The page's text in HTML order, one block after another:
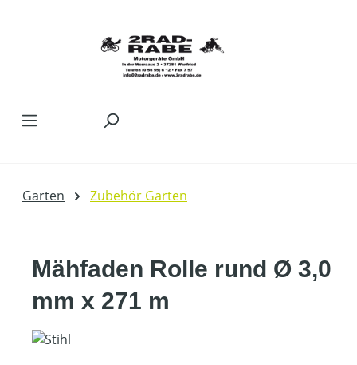
Garten Zubehör Garten
Mähfaden Rolle rund Ø 3,0
mm x 271 m